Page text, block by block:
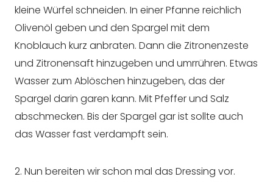
kleine Würfel schneiden. In einer Pfanne reichlich
Olivenöl geben und den Spargel mit dem
Knoblauch kurz anbraten. Dann die Zitronenzeste
und Zitronensaft hinzugeben und umrrühren. Etwas
Wasser zum Ablöschen hinzugeben, das der
Spargel darin garen kann. Mit Pfeffer und Salz
abschmecken. Bis der Spargel gar ist sollte auch
das Wasser fast verdampft sein.
2. Nun bereiten wir schon mal das Dressing vor.